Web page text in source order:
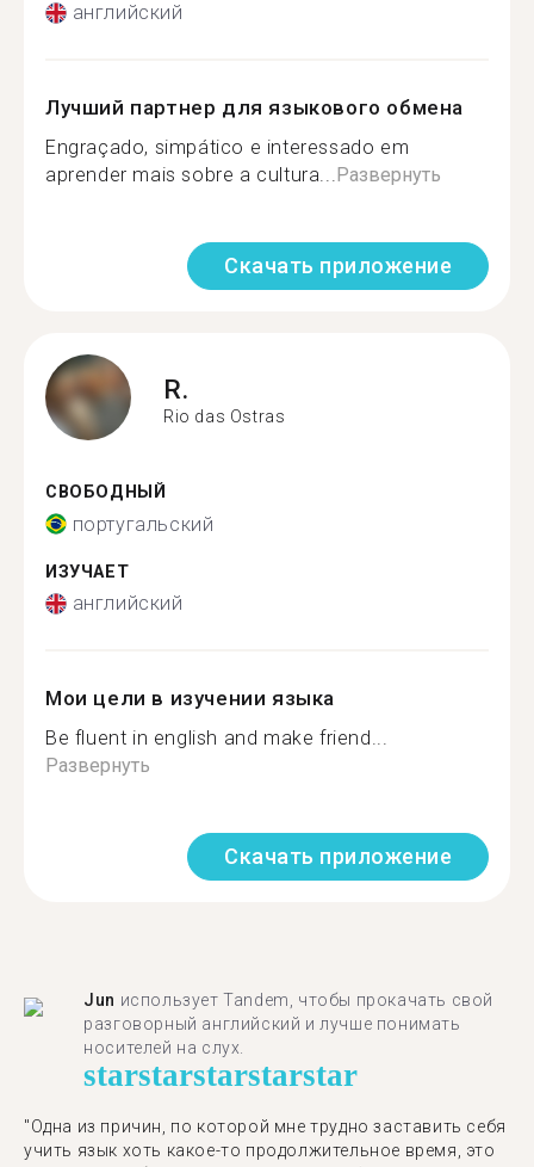
английский
Лучший партнер для языкового обмена
Engraçado, simpático e interessado em
aprender mais sobre a cultura...Развернуть
Скачать приложение
R.
Rio das Ostras
СВОБОДНЫЙ
португальский
ИЗУЧАЕТ
английский
Мои цели в изучении языка
Be fluent in english and make friend...
Развернуть
Скачать приложение
Jun использует Tandem, чтобы прокачать свой
разговорный английский и лучше понимать
носителей на слух.
starstarstarstarstar
"Одна из причин, по которой мне трудно заставить себя
учить язык хоть какое-то продолжительное время, это